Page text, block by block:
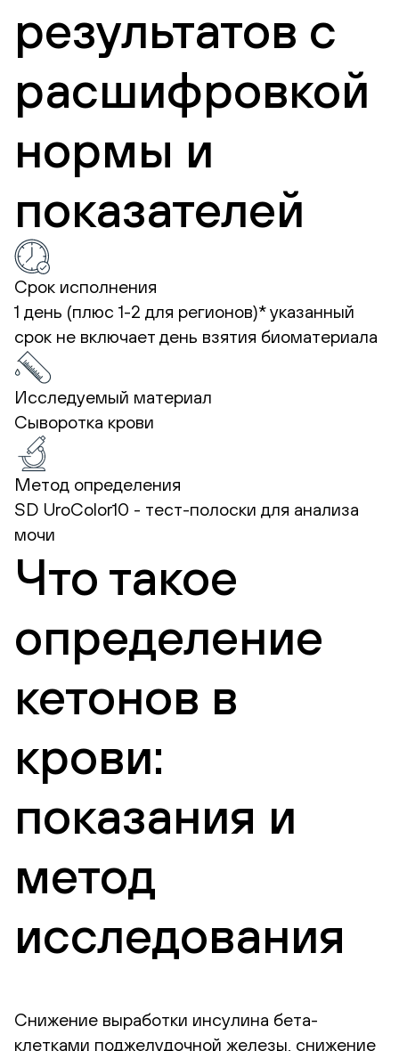
результатов с
расшифровкой
нормы и
показателей
Срок исполнения
1 день (плюс 1-2 для регионов)*указанный
срок не включает день взятия биоматериала
Исследуемый материал
Сыворотка крови
Метод определения
SD UroColor10 - тест-полоски для анализа
мочи
Что такое
определение
кетонов в
крови:
показания и
метод
исследования
Снижение выработки инсулина бета-
клетками поджелудочной железы, снижение